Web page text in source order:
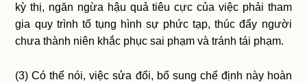
kỳ thị, ngăn ngừa hậu quả tiêu cực của việc phải tham
gia quy trình tố tụng hình sự phức tạp, thúc đẩy người
chưa thành niên khắc phục sai phạm và tránh tái phạm.
(3) Có thể nói, việc sửa đổi, bổ sung chế định này hoàn